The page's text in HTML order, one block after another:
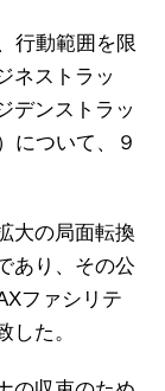
行動範囲を限
ネストラッ
デンストラッ
について、９
大の局面転換
あり、その公
ファシリテ
した。